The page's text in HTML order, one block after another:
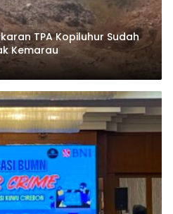
TPA Kopiluhur Sudah
Kemarau